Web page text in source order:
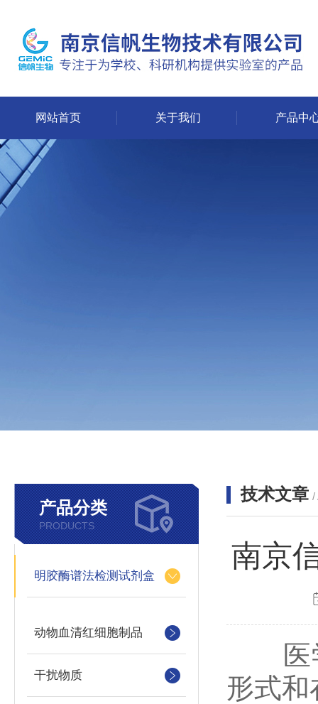
网站首页 关于我们 产品中
产品分类
PRODUCTS
明胶酶谱法检测试剂盒
动物血清红细胞制品
干扰物质
技术文章 /
南京
医学
形式和